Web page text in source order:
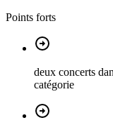
Points forts
deux concerts
catégorie